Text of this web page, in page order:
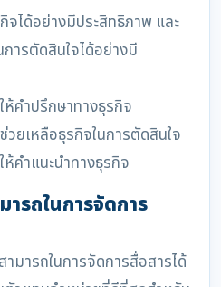
จได้อย่างมีประสิทธิภาพ และ
ารตัดสินใจได้อย่างมี
ห้คำปรึกษาทางธุรกิจ
วยเหลือธุรกิจในการตัดสินใจ
ห้คำแนะนำทางธุรกิจ
ารถในการจัดการ
มารถในการจัดการสื่อสารได้